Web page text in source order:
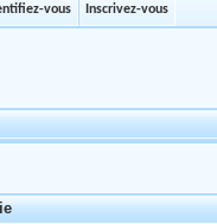
vous Inscrivez-vous